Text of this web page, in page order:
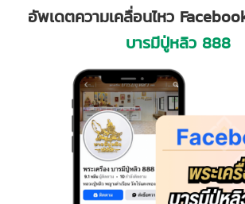
อัพเดตความเคลื่อนไหว
บารมีปู่หลิว 888